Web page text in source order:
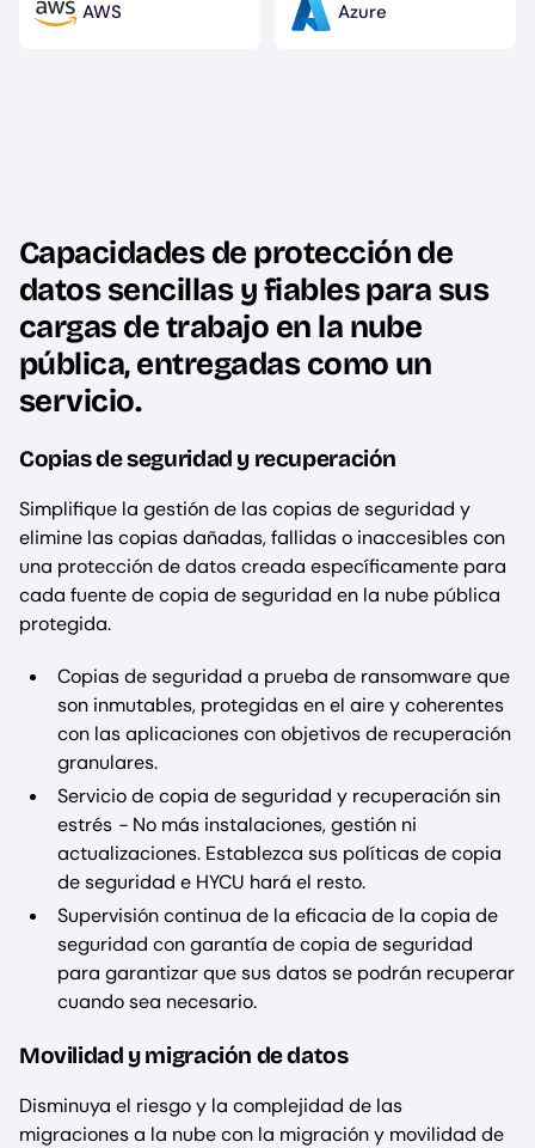
Image
AWS Image
Azure
Capacidades de protección de
datos sencillas y fiables para sus
cargas de trabajo en la nube
pública, entregadas como un
servicio.
Copias de seguridad y recuperación
Simplifique la gestión de las copias de seguridad y
elimine las copias dañadas, fallidas o inaccesibles con
una protección de datos creada específicamente para
cada fuente de copia de seguridad en la nube pública
protegida.
Copias de seguridad a prueba de ransomware que
son inmutables, protegidas en el aire y coherentes
con las aplicaciones con objetivos de recuperación
granulares.
Servicio de copia de seguridad y recuperación sin
estrés - No más instalaciones, gestión ni
actualizaciones. Establezca sus políticas de copia
de seguridad e HYCU hará el resto.
Supervisión continua de la eficacia de la copia de
seguridad con garantía de copia de seguridad
para garantizar que sus datos se podrán recuperar
cuando sea necesario.
Movilidad y migración de datos
Disminuya el riesgo y la complejidad de las
migraciones a la nube con la migración y movilidad de